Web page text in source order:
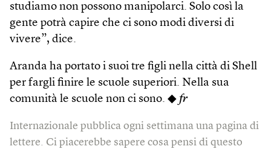
studiamo non possono manipolarci. Solo così la
gente potrà capire che ci sono modi diversi di
vivere”, dice.
Aranda ha portato i suoi tre figli nella città di Shell
per fargli finire le scuole superiori. Nella sua
comunità le scuole non ci sono. ◆ fr
Internazionale pubblica ogni settimana una pagina di
lettere. Ci piacerebbe sapere cosa pensi di questo